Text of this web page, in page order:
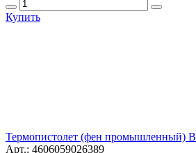
Купить
Термопистолет (фен промышленный)
Арт.: 4606059026389